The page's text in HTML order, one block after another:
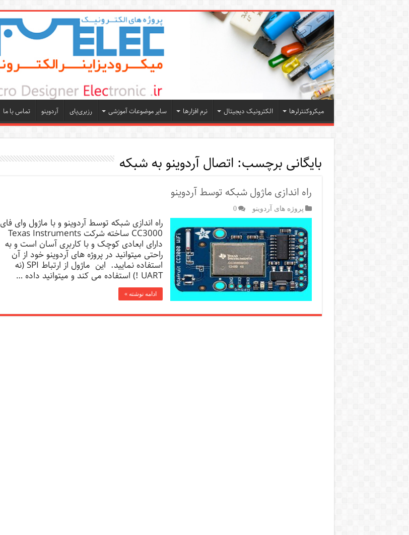
میکروکنترلرها الکترونیک دیجیتال نرم افزارها سایر موضوعات آموزشی رزبری‌پای آردوینو تماس با ما
بایگانی برچسب: اتصال آردوینو به شبکه
راه اندازی ماژول شبکه توسط آردوینو
پروژه های آردوینو 0
راه اندازی شبکه توسط آردوینو و با ماژول وای فای
CC3000 ساخته شرکت Texas Instruments
دارای ابعادی کوچک و با کاربری آسان است و به
راحتی میتوانید در پروژه های آردوینو خود از آن
استفاده نمایید. این ماژول از ارتباط SPI (نه
UART !) استفاده می کند و میتوانید داده …
ادامه نوشته »